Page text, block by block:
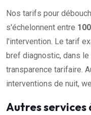
Nos tarifs pour
s'échelonnent entre
l'intervention. Le tarif
bref diagnostic, dans
transparence tarifaire.
interventions de nuit,
Autres services